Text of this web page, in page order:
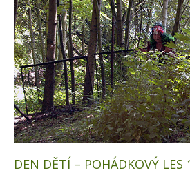
DEN DĚTÍ – POHÁDKOVÝ LES